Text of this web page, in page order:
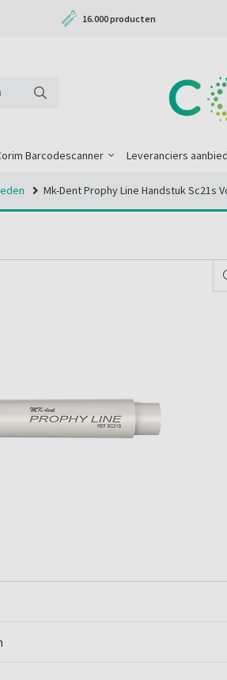
16.000 producten
Barcodescanner Leveranciers
Mk-Dent Prophy Line Handstuk Sc21s